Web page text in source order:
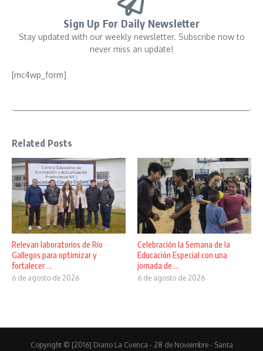
Sign Up For Daily Newsletter
Stay updated with our weekly newsletter. Subscribe now to
never miss an update!
[mc4wp_form]
Related Posts
Relevan laboratorios de Río
Gallegos para optimizar y
fortalecer ...
6 de agosto de 2026
Celebración la Semana de la
Educación Especial con una
jornada de ...
6 de agosto de 2026
Copyright © [2016] Diario La Cuenca - 28 de Noviembre - Santa